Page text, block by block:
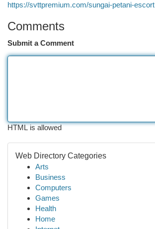
https://svttpremium.com/sungai-petani-escort
Comments
Submit a Comment
HTML is allowed
Web Directory Categories
Arts
Business
Computers
Games
Health
Home